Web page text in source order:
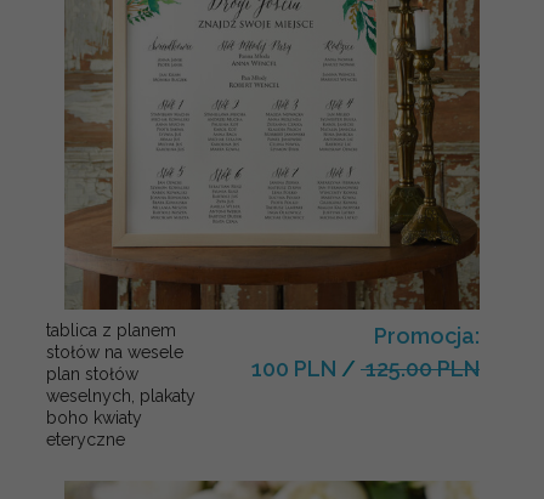
tablica z planem
stołów na wesele
plan stołów
weselnych, plakaty
boho kwiaty
eteryczne
Promocja:
100 PLN / 125.00 PLN